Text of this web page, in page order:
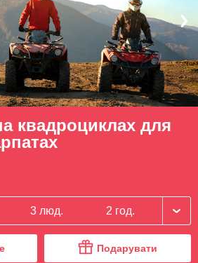
квадроциклах для
3 люд. 2 год.
Подарувати